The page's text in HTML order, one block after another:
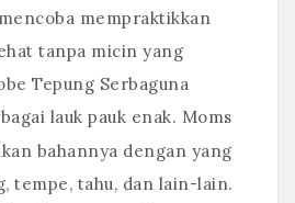
mempraktikkan
tanpa micin yang
Tepung Serbaguna
lauk pauk enak. Moms
bahannya dengan yang
tempe, tahu, dan lain-lain.